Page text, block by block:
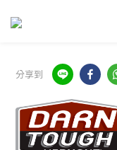
分享到